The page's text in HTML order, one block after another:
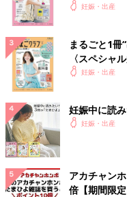
吉木りささんのインタビ
ラブ』2022年秋号には、
かる巻頭特集があります
参考／『初めてのたまご
赤ちゃんの見通し＆やる
●掲載している情報は
妊娠・出産
まるごと1冊
〈スペシャ
妊娠・出産
妊娠中に読
妊娠・出産
アカチャン
倍【期間限定